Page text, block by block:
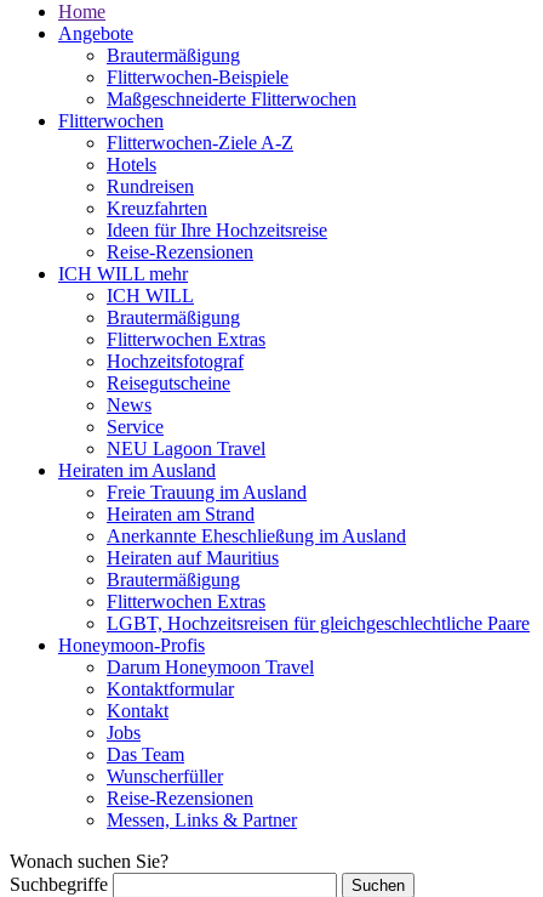
Home
Angebote
Brautermäßigung
Flitterwochen-Beispiele
Maßgeschneiderte Flitterwochen
Flitterwochen
Flitterwochen-Ziele A-Z
Hotels
Rundreisen
Kreuzfahrten
Ideen für Ihre Hochzeitsreise
Reise-Rezensionen
ICH WILL mehr
ICH WILL
Brautermäßigung
Flitterwochen Extras
Hochzeitsfotograf
Reisegutscheine
News
Service
NEU Lagoon Travel
Heiraten im Ausland
Freie Trauung im Ausland
Heiraten am Strand
Anerkannte Eheschließung im Ausland
Heiraten auf Mauritius
Brautermäßigung
Flitterwochen Extras
LGBT, Hochzeitsreisen für gleichgeschlechtliche Paare
Honeymoon-Profis
Darum Honeymoon Travel
Kontaktformular
Kontakt
Jobs
Das Team
Wunscherfüller
Reise-Rezensionen
Messen, Links & Partner
Wonach suchen Sie?
Suchbegriffe